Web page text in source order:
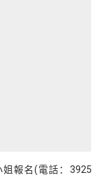
報名(電話：3925